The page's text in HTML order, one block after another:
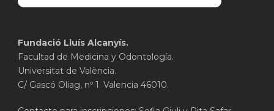
Fundació Lluís Alcanyís.
Facultad de Medicina y Odontología.
Universitat de València.
C/ Gascó Oliag, nº 1. Valencia 46010.